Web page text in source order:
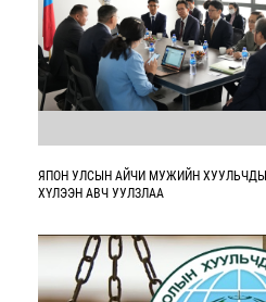
ЯПОН УЛСЫН АЙЧИ МУЖИЙН
ХҮЛЭЭН АВЧ УУЛЗЛАА